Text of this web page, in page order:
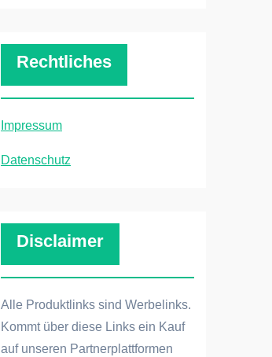
Rechtliches
Impressum
Datenschutz
Disclaimer
Alle Produktlinks sind Werbelinks.
Kommt über diese Links ein Kauf
auf unseren Partnerplattformen